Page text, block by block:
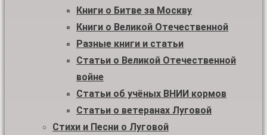
Книги о Битве за Москву
Книги о Великой Отечественной
Разные книги и статьи
Статьи о Великой Отечественной
войне
Статьи об учёных ВНИИ кормов
Статьи о ветеранах Луговой
Стихи и Песни о Луговой